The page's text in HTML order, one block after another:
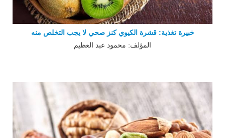
خبيرة تغذية: قشرة الكيوي كنز صحي لا يجب التخلص منه
المؤلف: محمود عبد العظيم